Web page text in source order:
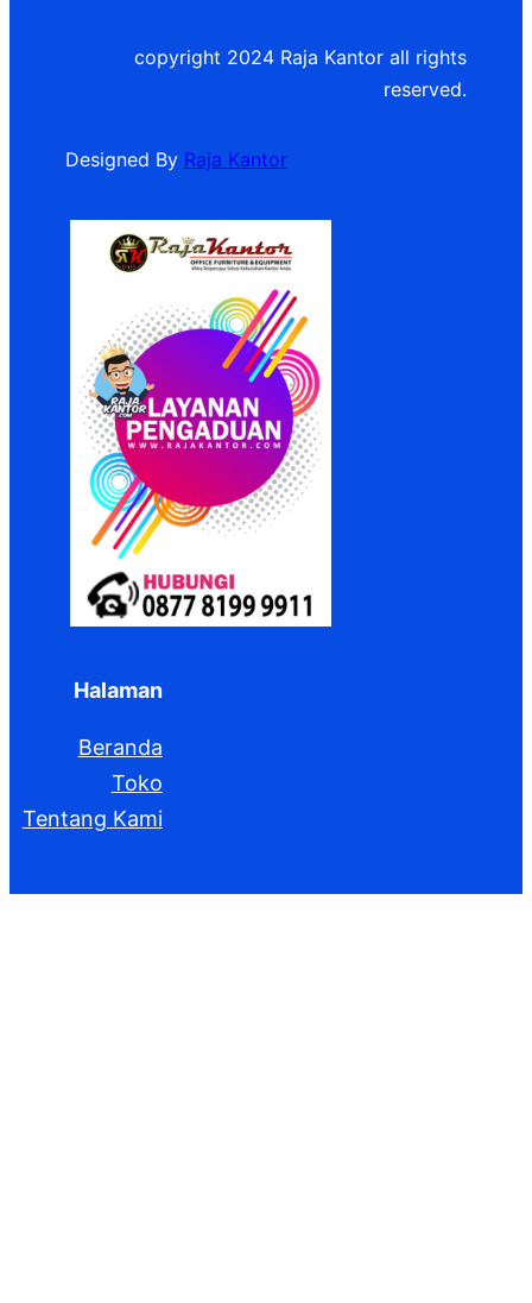
copyright 2024 Raja Kantor all rights
reserved.
Designed By Raja Kantor
Halaman
Beranda
Toko
Tentang Kami